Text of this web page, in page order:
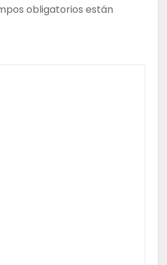
obligatorios están